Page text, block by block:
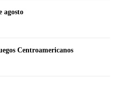
agosto
Centroamericanos